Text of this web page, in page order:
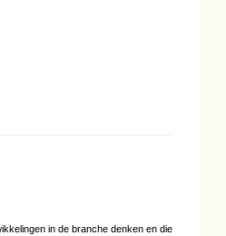
in de branche denken en die